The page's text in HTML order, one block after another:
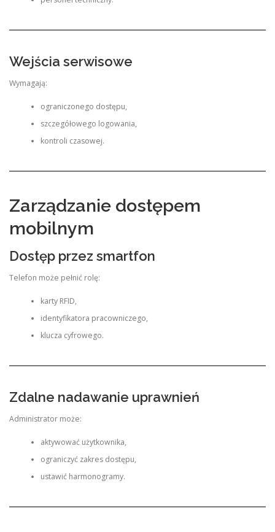
Wejścia serwisowe
Wymagają:
ograniczonego dostępu,
szczegółowego logowania,
kontroli czasowej.
Zarządzanie dostępem
mobilnym
Dostęp przez smartfon
Telefon może pełnić rolę:
karty RFID,
identyfikatora pracowniczego,
klucza cyfrowego.
Zdalne nadawanie uprawnień
Administrator może:
aktywować użytkownika,
ograniczyć zakres dostępu,
ustawić harmonogramy.